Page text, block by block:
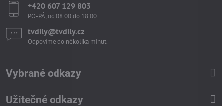
+420 607 129 803
PO-PÁ, od 08:00 do 18:00
tvdily​@tvdily​.cz
Odpovíme do několika minut.
Vybrané odkazy
Užitečné odkazy